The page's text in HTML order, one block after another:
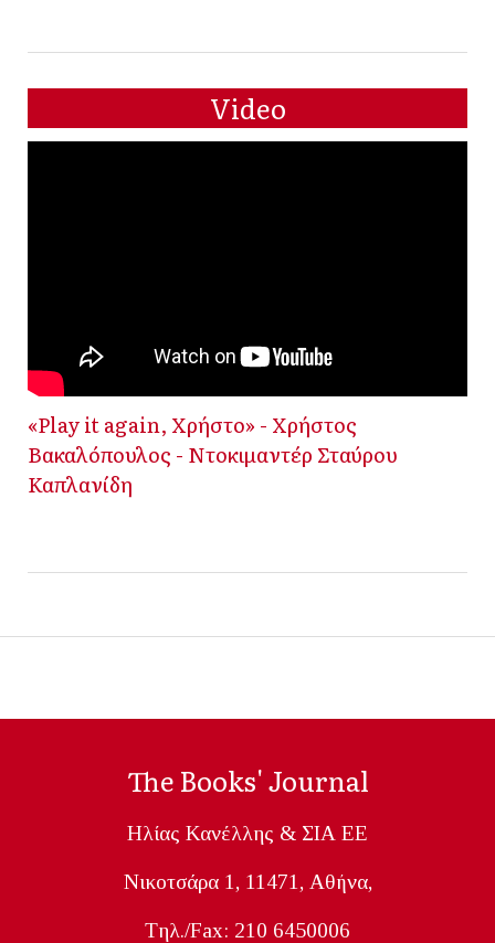
Video
«Play it again, Χρήστο» - Χρήστος
Βακαλόπουλος - Ντοκιμαντέρ Σταύρου
Καπλανίδη
The Books' Journal
Ηλίας Κανέλλης & ΣΙΑ ΕΕ
Nικοτσάρα 1, 11471, Aθήνα,
Tηλ./Fax: 210 6450006